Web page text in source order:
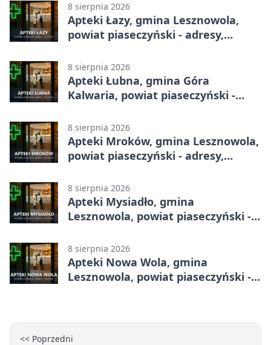
8 sierpnia 2026
Apteki Łazy, gmina Lesznowola,
powiat piaseczyński - adresy,
8 sierpnia 2026
Apteki Łubna, gmina Góra
Kalwaria, powiat piaseczyński -
8 sierpnia 2026
Apteki Mroków, gmina Lesznowola,
powiat piaseczyński - adresy,
8 sierpnia 2026
Apteki Mysiadło, gmina
Lesznowola, powiat piaseczyński -
8 sierpnia 2026
Apteki Nowa Wola, gmina
Lesznowola, powiat piaseczyński -
<< Poprzedni